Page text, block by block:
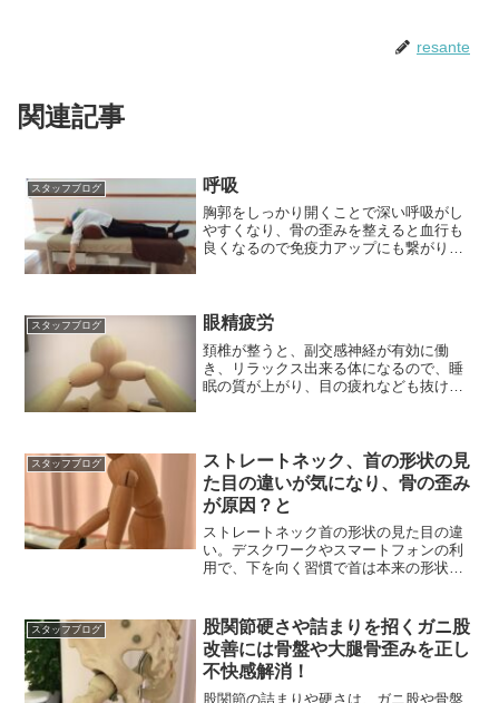
resante
関連記事
スタッフブログ 呼吸
胸郭をしっかり開くことで深い呼吸がし
やすくなり、骨の歪みを整えると血行も
良くなるので免疫力アップにも繋がりま
スタッフブログ 眼精疲労
頚椎が整うと、副交感神経が有効に働
き、リラックス出来る体になるので、睡
眠の質が上がり、目の疲れなども抜けや
スタッフブログ
ストレートネック、首の形状の見
た目の違いが気になり、骨の歪み
が原因？と
ストレートネック首の形状の見た目の違
い。デスクワークやスマートフォンの利
用で、下を向く習慣で首は本来の形状よ
スタッフブログ
股関節硬さや詰まりを招くガニ股
改善には骨盤や大腿骨歪みを正し
不快感解消！
股関節の詰まりや硬さは、ガニ股や骨盤